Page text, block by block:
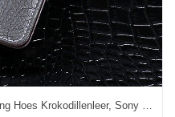
Sony Xperia E5 Hoesje Bescherming Hoes Krokodillenleer, Sony Xperia E5 Hoesje Mobiele Telefoon Anti-fall